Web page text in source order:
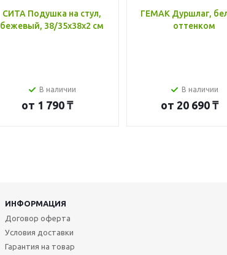
СИТА Подушка на стул,
бежевый, 38/35x38x2 см
В наличии
от 1 790 ₸
ГЕМАК Дуршлаг,
оттенком
В наличии
от 20 690 ₸
ИНФОРМАЦИЯ
Договор оферта
Условия доставки
Гарантия на товар